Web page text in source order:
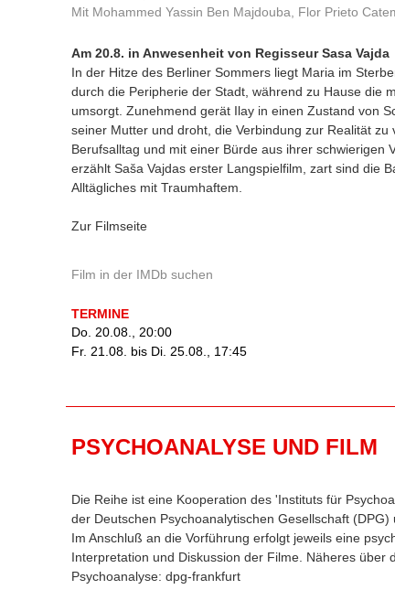
Mit Mohammed Yassin Ben Majdouba, Flor Prieto
Am 20.8. in Anwesenheit von Regisseur Sasa Vajda
In der Hitze des Berliner Sommers liegt Maria im
durch die Peripherie der Stadt, während zu Hause die
umsorgt. Zunehmend gerät Ilay in einen Zustand von
seiner Mutter und droht, die Verbindung zur Realität
Berufsalltag und mit einer Bürde aus ihrer
erzählt Saša Vajdas erster Langspielfilm, zart sind die
Alltägliches mit Traumhaftem.
Zur Filmseite
Film in der IMDb suchen
TERMINE
Do. 20.08., 20:00
Fr. 21.08. bis Di. 25.08., 17:45
PSYCHOANALYSE UND FILM
Die Reihe ist eine Kooperation des 'Instituts für
der Deutschen Psychoanalytischen Gesellschaft (DPG)
Im Anschluß an die Vorführung erfolgt jeweils eine
Interpretation und Diskussion der Filme. Näheres über
Psychoanalyse: dpg-frankfurt